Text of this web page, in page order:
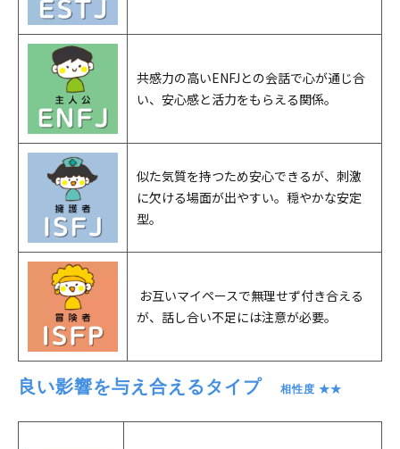
共感力の高いENFJとの会話で心が通じ合
い、安心感と活力をもらえる関係。
似た気質を持つため安心できるが、刺激
に欠ける場面が出やすい。穏やかな安定
型。
お互いマイペースで無理せず付き合える
が、話し合い不足には注意が必要。
良い影響を与え合えるタイプ 相性度 ★★